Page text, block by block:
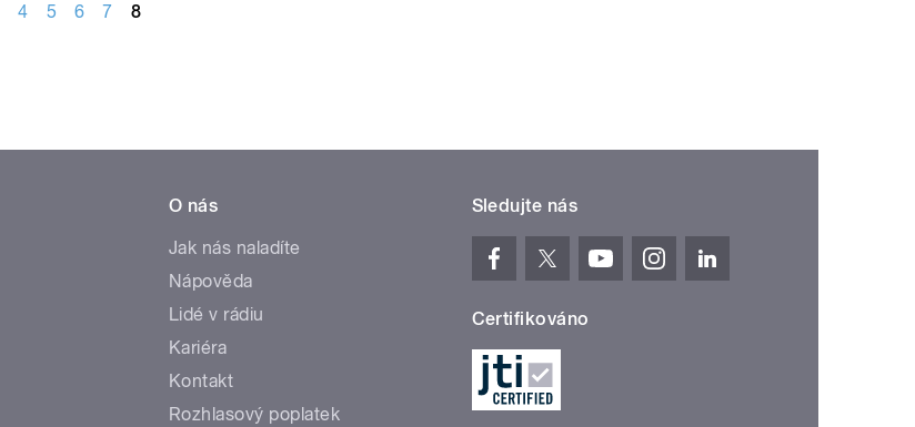
4 5 6 7 8
O nás
Jak nás naladíte
Nápověda
Lidé v rádiu
Kariéra
Kontakt
Rozhlasový poplatek
Sledujte nás
Certifikováno